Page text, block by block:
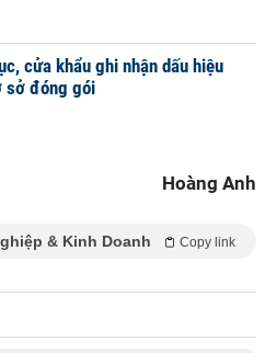
cửa khẩu ghi nhận dấu hiệu
sở đóng gói
Hoàng Anh
& Kinh Doanh Copy link